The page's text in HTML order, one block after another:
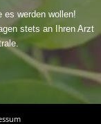
es werden wollen!
stets an Ihren Arzt